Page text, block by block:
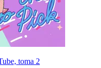
toma 2